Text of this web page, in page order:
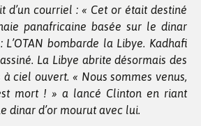
d’un courriel : « Cet or était destiné
panafricaine basée sur le dinar
L’OTAN bombarde la Libye. Kadhafi
La Libye abrite désormais des
à ciel ouvert. « Nous sommes venus,
mort ! » a lancé Clinton en riant
dinar d’or mourut avec lui.